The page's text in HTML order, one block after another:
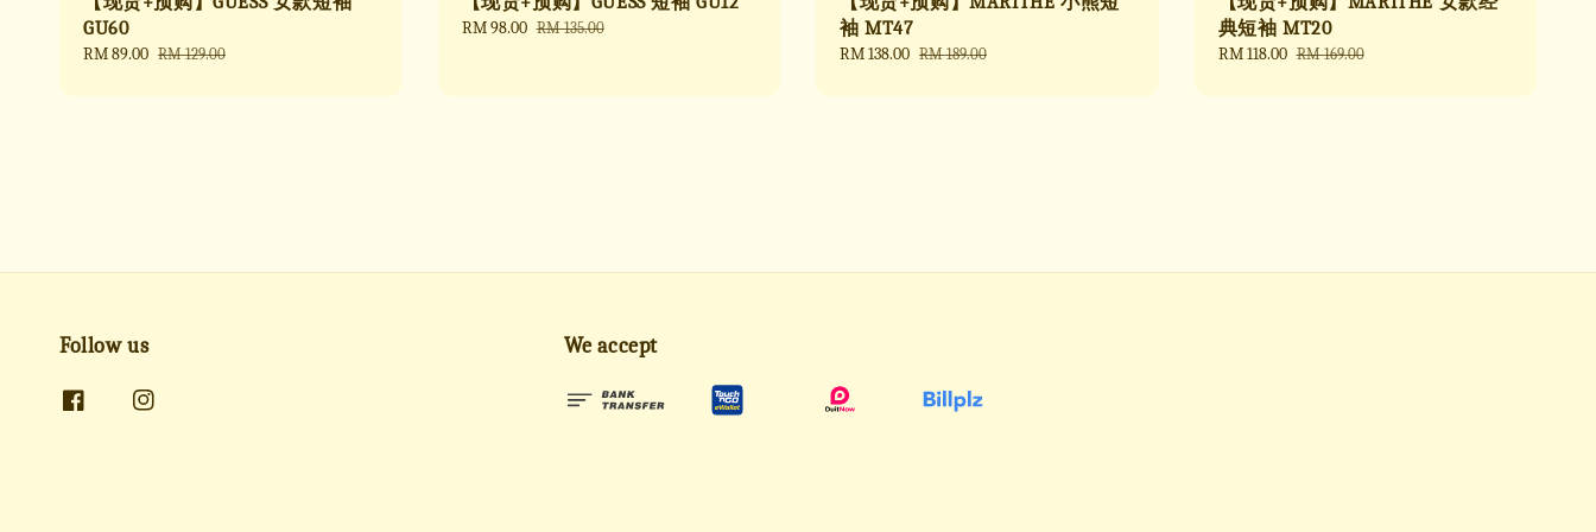
GU60
Sale
RM 89.00 Regular
RM 129.00
Sale
RM 98.00 Regular
RM 135.00
袖 MT47
Sale
RM 138.00 Regular
RM 189.00
典短袖 MT20
Sale
RM 118.00 Regular
RM 169.00
Follow us We accept